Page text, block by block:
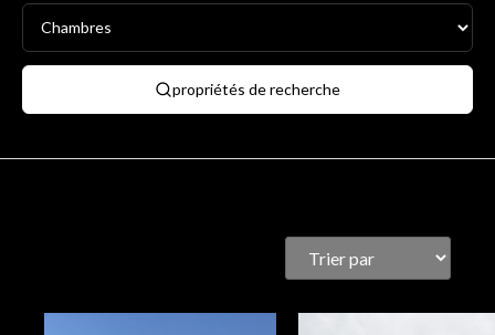
propriétés de recherche